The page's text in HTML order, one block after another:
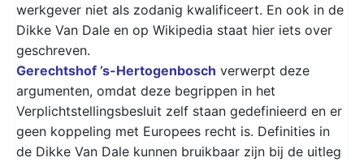
werkgever niet als zodanig kwalificeert. En ook in de
Dikke Van Dale en op Wikipedia staat hier iets over
geschreven.
Gerechtshof ’s-Hertogenbosch verwerpt deze
argumenten, omdat deze begrippen in het
Verplichtstellingsbesluit zelf staan gedefinieerd en er
geen koppeling met Europees recht is. Definities in
de Dikke Van Dale kunnen bruikbaar zijn bij de uitleg